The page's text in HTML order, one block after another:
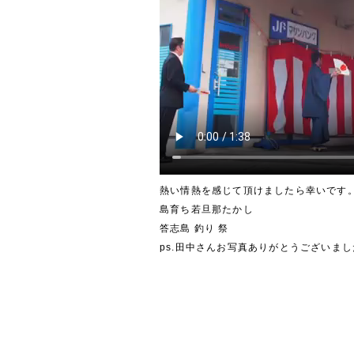
熱い情熱を感じて頂けましたら幸いです
島育ち若旦那たかし
答志島 釣り 祭
ps.田中さんお写真ありがとうございま